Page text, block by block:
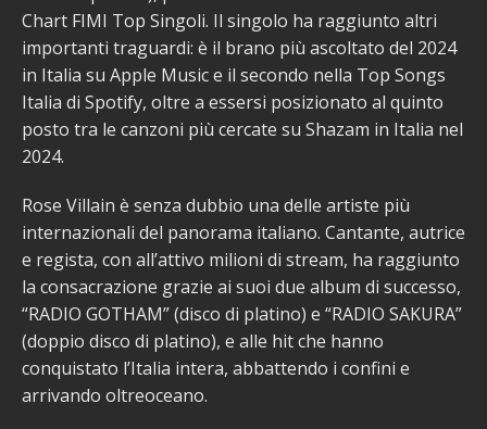
Chart FIMI Top Singoli. Il singolo ha raggiunto altri
importanti traguardi: è il brano più ascoltato del 2024
in Italia su Apple Music e il secondo nella Top Songs
Italia di Spotify, oltre a essersi posizionato al quinto
posto tra le canzoni più cercate su Shazam in Italia nel
2024.
Rose Villain è senza dubbio una delle artiste più
internazionali del panorama italiano. Cantante, autrice
e regista, con all’attivo milioni di stream, ha raggiunto
la consacrazione grazie ai suoi due album di successo,
“RADIO GOTHAM” (disco di platino) e “RADIO SAKURA”
(doppio disco di platino), e alle hit che hanno
conquistato l’Italia intera, abbattendo i confini e
arrivando oltreoceano.